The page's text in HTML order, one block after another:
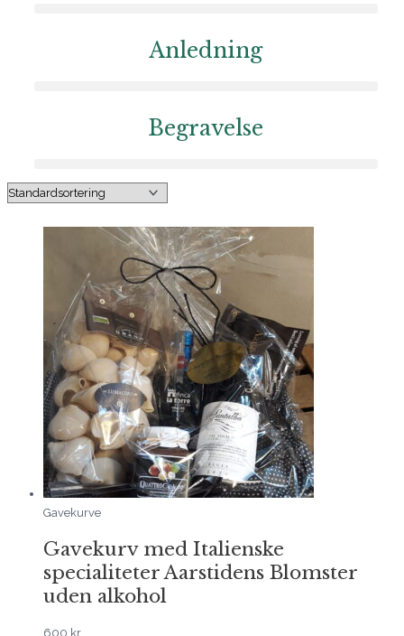
Anledning
Begravelse
Gavekurve
Gavekurv med Italienske
specialiteter Aarstidens Blomster
uden alkohol
600 kr.